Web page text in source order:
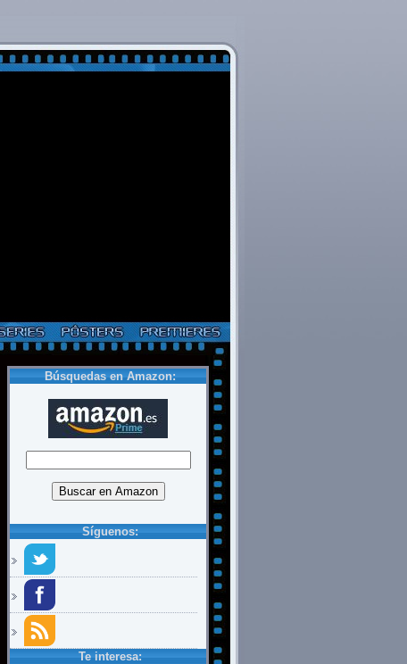
Búsquedas en Amazon:
Síguenos:
Te interesa: